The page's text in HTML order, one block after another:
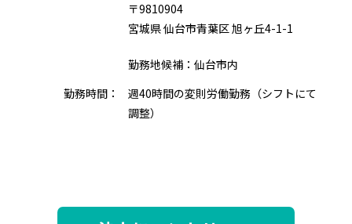
〒9810904
宮城県 仙台市青葉区 旭ヶ丘4-1-1
勤務地候補：仙台市内
勤務時間：
週40時間の変則労働勤務（シフトにて
調整）